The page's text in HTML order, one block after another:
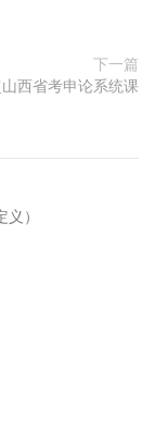
下一篇
山西省考申论系统课
）